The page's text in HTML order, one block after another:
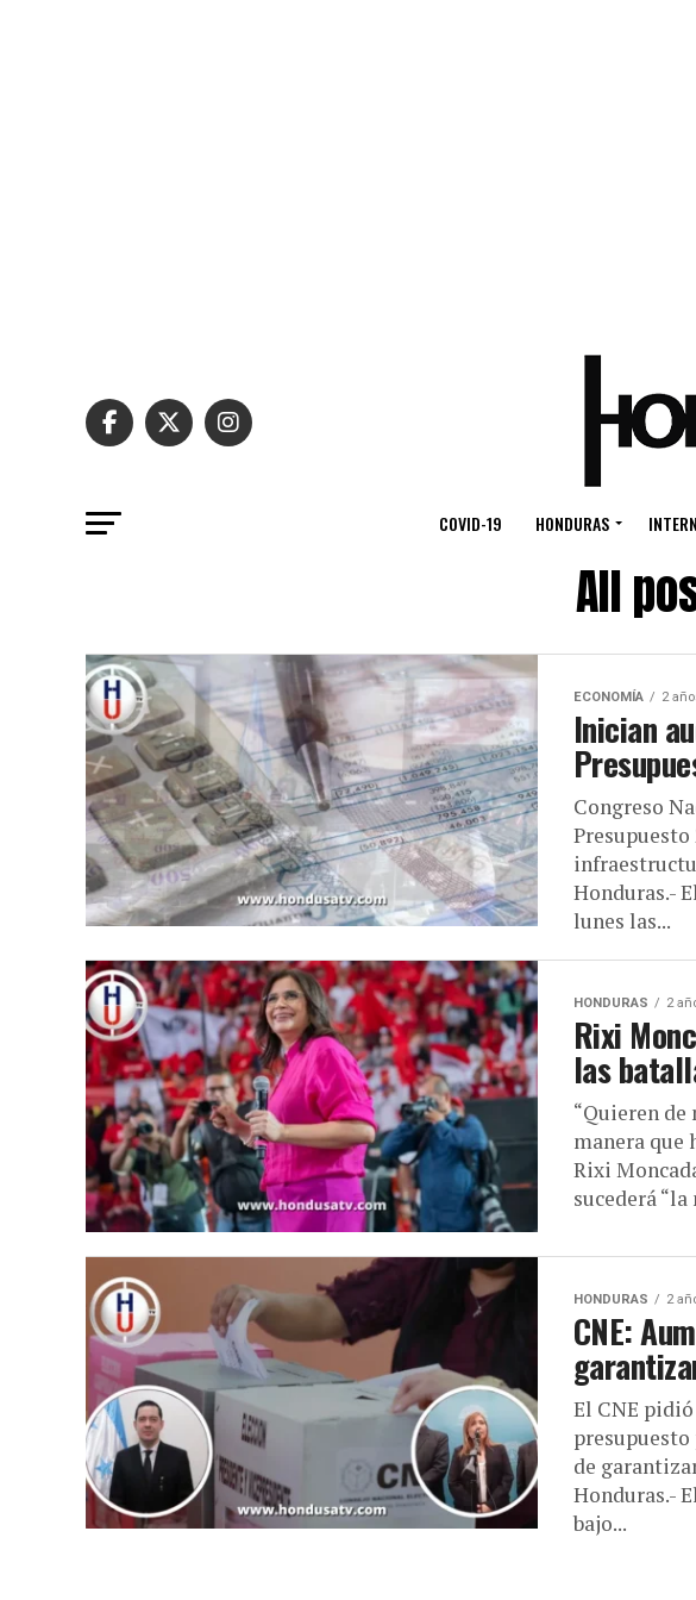
COVID-19 HONDURAS
All
ECONOMÍA 2
Inician
Congreso
Honduras.-
lunes las...
HONDURAS 2
Rixi
las
“Quieren
manera que
Rixi
sucederá “la
HONDURAS 2
CNE:
El CNE
presupuesto
de
Honduras.-
bajo...